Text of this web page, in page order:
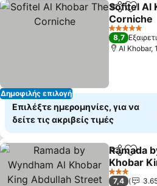
Δημοφιλής επιλογή
Sofitel Al
Corniche
5 Αστέρια
8,7
Al Khobar,
Επιλέξτε ημερομηνίες, για να
δείτε τις ακριβείς τιμές
Ramada
Khobar
Street
3 Αστέρια
7,4